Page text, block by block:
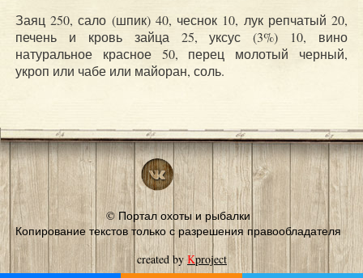
Заяц 250, сало (шпик) 40, чеснок 10, лук репчатый 20,
печень и кровь зайца 25, уксус (3%) 10, вино
натуральное красное 50, перец молотый черный,
укроп или чабе или майоран, соль.
© Портал охоты и рыбалки
Копирование текстов только с разрешения правообладателя
created by Kproject